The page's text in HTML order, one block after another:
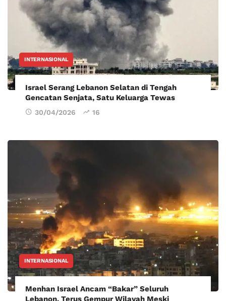
INTERNASIONAL
Israel Serang Lebanon Selatan di Tengah
Gencatan Senjata, Satu Keluarga Tewas
30/04/2026 16
INTERNASIONAL
Menhan Israel Ancam “Bakar” Seluruh
Lebanon, Terus Gempur Wilayah Meski